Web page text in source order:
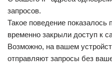
запросов.
Такое поведение
временно закрыли доступ к
Возможно, на вашем
отправляют запросы без